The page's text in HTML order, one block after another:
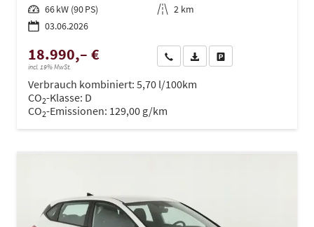
Leistung 66 kW (90 PS) Kilometerstand 2 km
03.06.2026
18.990,– €
incl. 19% MwSt.
Wir rufen Sie anPDF-Datei, Fahrzeugexposé
Verbrauch kombiniert: 5,70 l/100km
CO2-Klasse: D
CO2-Emissionen: 129,00 g/km